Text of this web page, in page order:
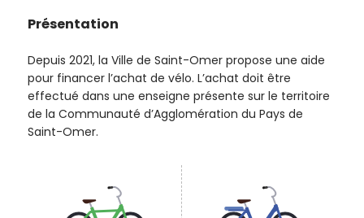
Présentation
Depuis 2021, la Ville de Saint-Omer propose une aide
pour financer l’achat de vélo. L’achat doit être
effectué dans une enseigne présente sur le territoire
de la Communauté d’Agglomération du Pays de
Saint-Omer.
l'actualité
de la
Ville et
de ses